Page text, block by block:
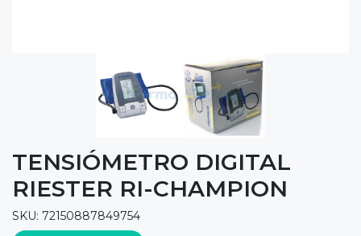
TENSIÓMETRO DIGITAL
RIESTER RI-CHAMPION
SKU: 72150887849754